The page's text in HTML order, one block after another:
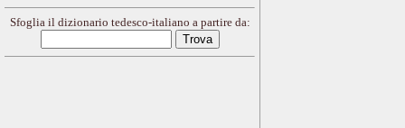
Sfoglia il dizionario tedesco-italiano a partire da: